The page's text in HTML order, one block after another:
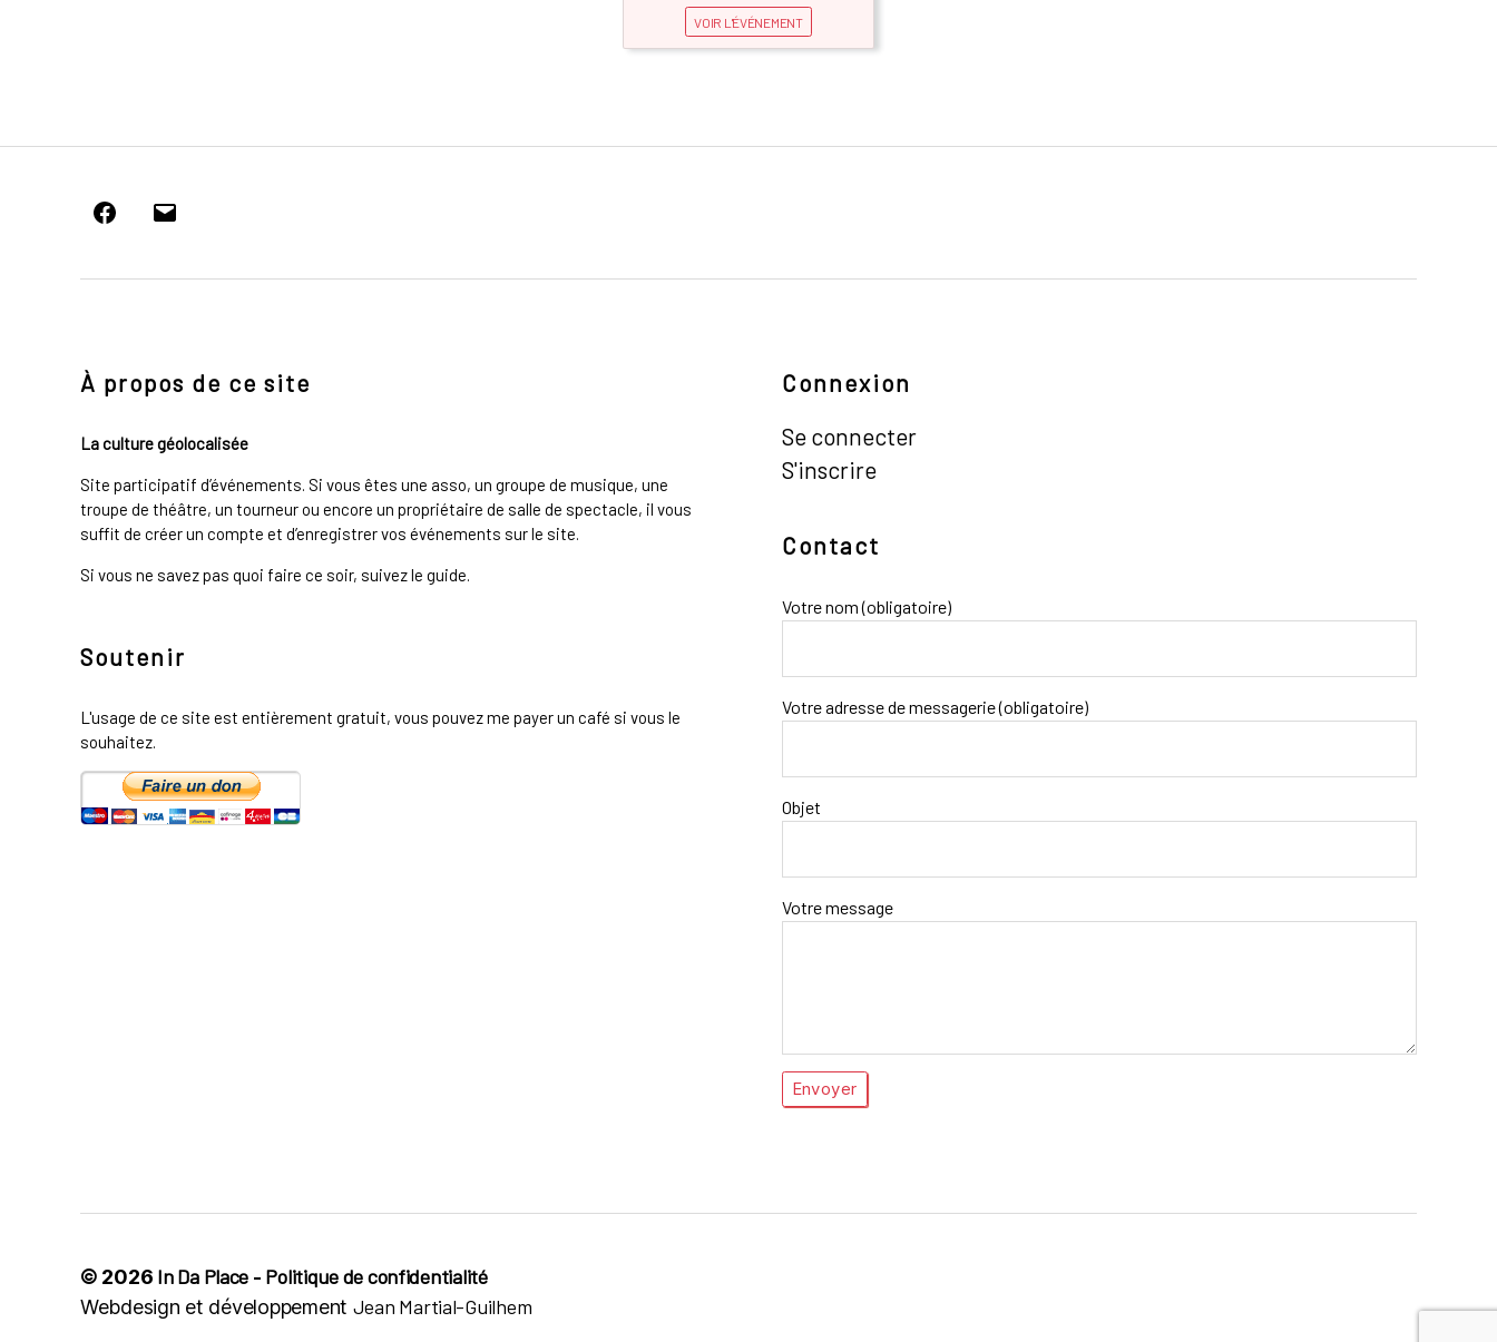
VOIR L'ÉVÉNEMENT
Facebook
E-
mail
À propos de ce site
La culture géolocalisée
Site participatif d’événements. Si vous êtes une asso, un groupe de musique, une
troupe de théâtre, un tourneur ou encore un propriétaire de salle de spectacle, il vous
suffit de créer un compte et d’enregistrer vos événements sur le site.
Si vous ne savez pas quoi faire ce soir, suivez le guide.
Soutenir
L'usage de ce site est entièrement gratuit, vous pouvez me payer un café si vous le
souhaitez.
Connexion
Se connecter
S'inscrire
Contact
Votre nom (obligatoire)
Votre adresse de messagerie (obligatoire)
Objet
Votre message
© 2026 In Da Place - Politique de confidentialité
Webdesign et développement Jean Martial-Guilhem